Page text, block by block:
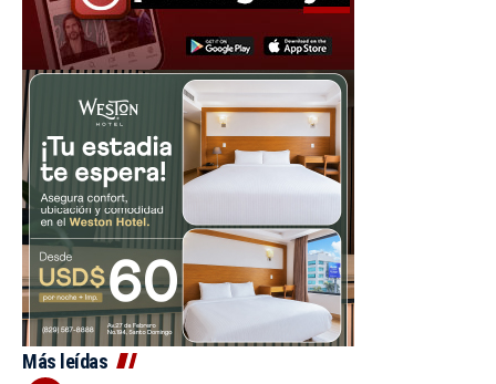
Más leídas